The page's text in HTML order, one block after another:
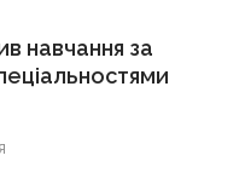
навчання за